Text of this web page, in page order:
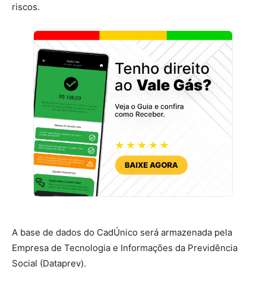
riscos.
A base de dados do CadÚnico será armazenada pela
Empresa de Tecnologia e Informações da Previdência
Social (Dataprev).